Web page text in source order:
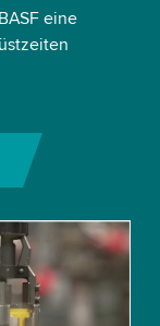
eine
YouTube
video